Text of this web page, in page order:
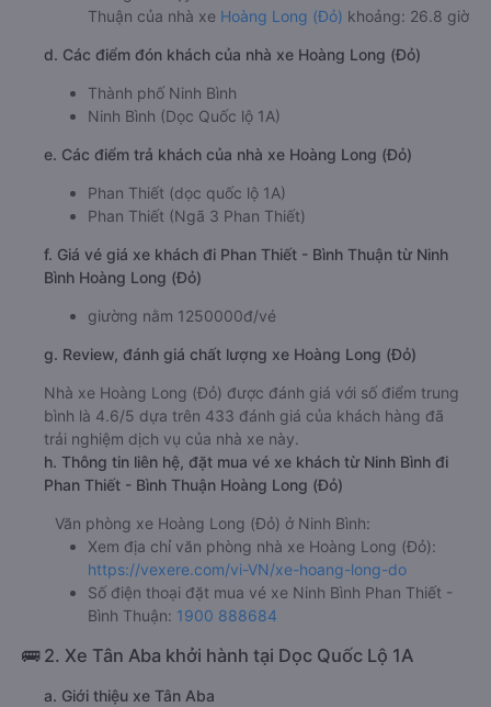
Thuận của nhà xe Hoàng Long (Đỏ) khoảng: 26.8 giờ
d. Các điểm đón khách của nhà xe Hoàng Long (Đỏ)
Thành phố Ninh Bình
Ninh Bình (Dọc Quốc lộ 1A)
e. Các điểm trả khách của nhà xe Hoàng Long (Đỏ)
Phan Thiết (dọc quốc lộ 1A)
Phan Thiết (Ngã 3 Phan Thiết)
f. Giá vé giá xe khách đi Phan Thiết - Bình Thuận từ Ninh
Bình Hoàng Long (Đỏ)
giường nằm 1250000đ/vé
g. Review, đánh giá chất lượng xe Hoàng Long (Đỏ)
Nhà xe Hoàng Long (Đỏ) được đánh giá với số điểm trung
bình là 4.6/5 dựa trên 433 đánh giá của khách hàng đã
trải nghiệm dịch vụ của nhà xe này.
h. Thông tin liên hệ, đặt mua vé xe khách từ Ninh Bình đi
Phan Thiết - Bình Thuận Hoàng Long (Đỏ)
Văn phòng xe Hoàng Long (Đỏ) ở Ninh Bình:
Xem địa chỉ văn phòng nhà xe Hoàng Long (Đỏ):
https://vexere.com/vi-VN/xe-hoang-long-do
Số điện thoại đặt mua vé xe Ninh Bình Phan Thiết -
Bình Thuận: 1900 888684
🚌 2. Xe Tân Aba khởi hành tại Dọc Quốc Lộ 1A
a. Giới thiệu xe Tân Aba